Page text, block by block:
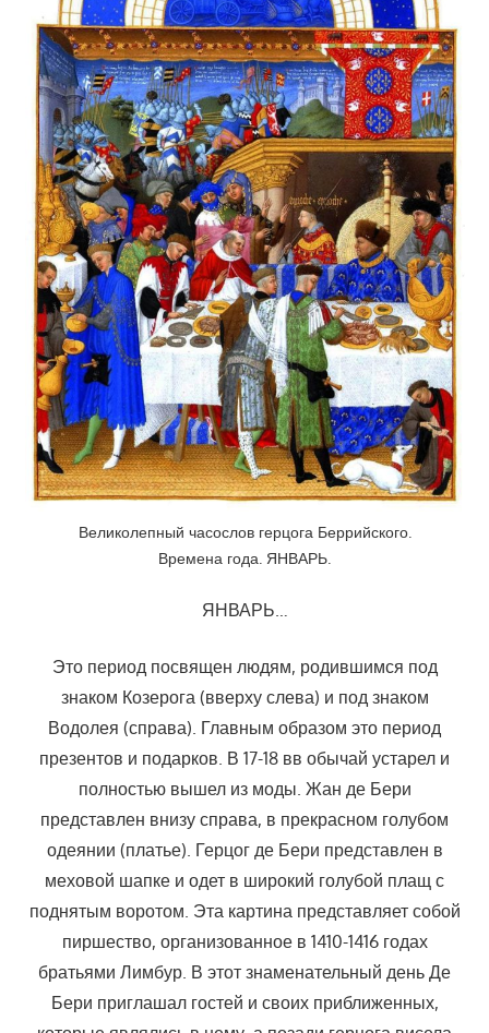
Великолепный часослов герцога Беррийского.
Времена года. ЯНВАРЬ.
ЯНВАРЬ…
Это период посвящен людям, родившимся под
знаком Козерога (вверху слева) и под знаком
Водолея (справа). Главным образом это период
презентов и подарков. В 17-18 вв обычай устарел и
полностью вышел из моды. Жан де Бери
представлен внизу справа, в прекрасном голубом
одеянии (платье). Герцог де Бери представлен в
меховой шапке и одет в широкий голубой плащ с
поднятым воротом. Эта картина представляет собой
пиршество, организованное в 1410-1416 годах
братьями Лимбур. В этот знаменательный день Де
Бери приглашал гостей и своих приближенных,